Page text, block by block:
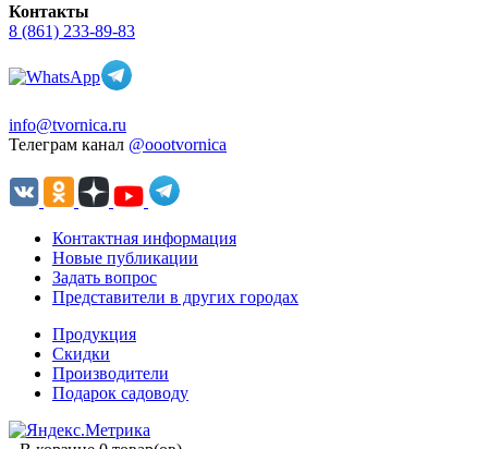
Контакты
8 (861) 233-89-83
info@tvornica.ru
Телеграм канал @oootvornica
Контактная информация
Новые публикации
Задать вопрос
Представители в других городах
Продукция
Скидки
Производители
Подарок садоводу